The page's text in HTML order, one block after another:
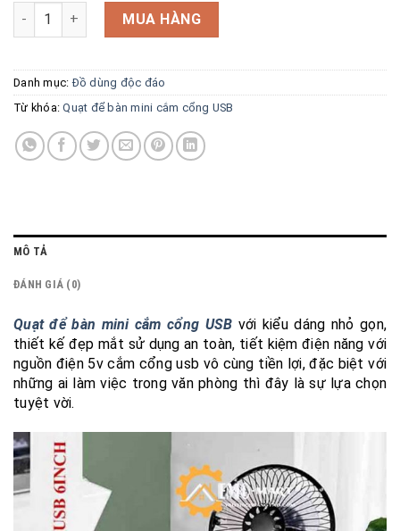
Quạt để bàn mini cắm cổng USB 6inch số lượng
MUA HÀNG
Danh mục:Đồ dùng độc đáo
Từ khóa:Quạt để bàn mini cắm cổng USB
MÔ TẢ
ĐÁNH GIÁ (0)
Quạt để bàn mini cắm cổng USB với kiểu dáng nhỏ gọn,
thiết kế đẹp mắt sử dụng an toàn, tiết kiệm điện năng với
nguồn điện 5v cắm cổng usb vô cùng tiền lợi, đặc biệt với
những ai làm việc trong văn phòng thì đây là sự lựa chọn
tuyệt vời.